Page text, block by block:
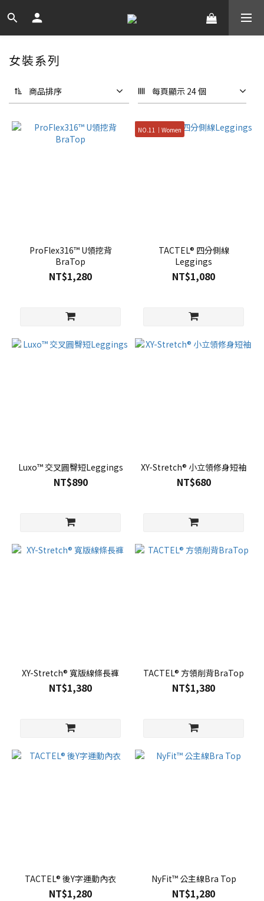
女裝系列
商品排序 每頁顯示 24 個
ProFlex316™ U領挖背
BraTop
NT$1,280
NO.11｜Women
TACTEL® 四分側線
Leggings
NT$1,080
Luxo™ 交叉圓臀短Leggings
NT$890
XY-Stretch® 小立領修身短袖
NT$680
XY-Stretch® 寬版線條長褲
NT$1,380
TACTEL® 方領削背BraTop
NT$1,380
TACTEL® 後Y字運動內衣
NT$1,280
NyFit™ 公主線Bra Top
NT$1,280